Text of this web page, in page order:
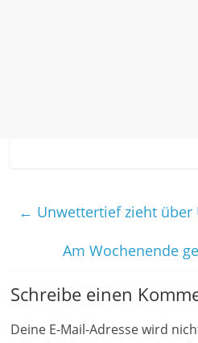
← Unwettertief zieht über
Am Wochenende
Schreibe einen
Deine E-Mail-Adresse wird